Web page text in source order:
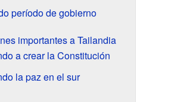
período de gobierno
importantes a Tailandia
a crear la Constitución
la paz en el sur